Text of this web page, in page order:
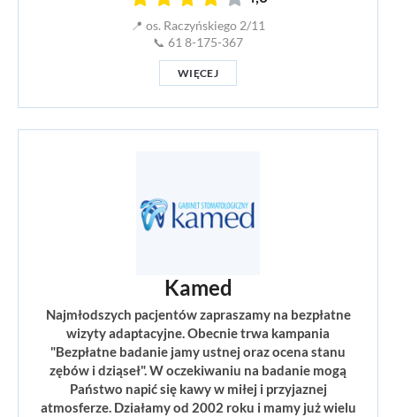
📍 os. Raczyńskiego 2/11
📞 61 8-175-367
WIĘCEJ
Kamed
Najmłodszych pacjentów zapraszamy na bezpłatne
wizyty adaptacyjne. Obecnie trwa kampania
"Bezpłatne badanie jamy ustnej oraz ocena stanu
zębów i dziąseł". W oczekiwaniu na badanie mogą
Państwo napić się kawy w miłej i przyjaznej
atmosferze. Działamy od 2002 roku i mamy już wielu